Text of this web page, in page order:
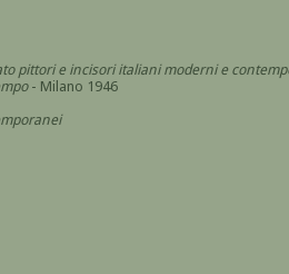
pittori e incisori italiani moderni e
- Milano 1946